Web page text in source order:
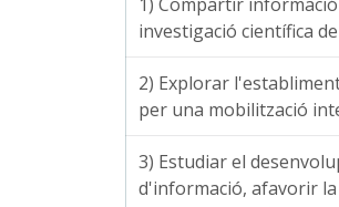
investigació científica
2) Explorar
per una mobilització
3) Estudiar el
d'informació, afavorir